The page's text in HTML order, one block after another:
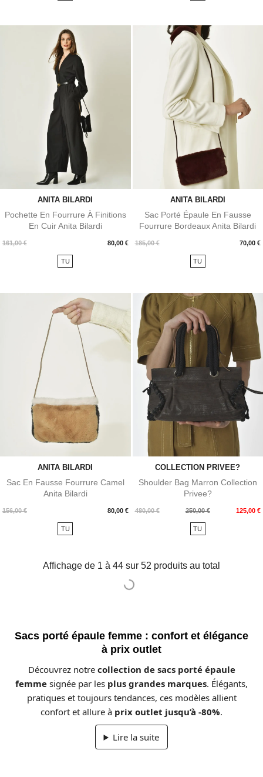
ANITA BILARDI
Pochette En Fourrure À Finitions
En Cuir Anita Bilardi
161,00 € 80,00 €
Prix
TU
ANITA BILARDI
Sac Porté Épaule En Fausse
Fourrure Bordeaux Anita Bilardi
185,00 € 70,00 €
Prix
TU
ANITA BILARDI
Sac En Fausse Fourrure Camel
Anita Bilardi
156,00 € 80,00 €
Prix
TU
COLLECTION PRIVEE?
Shoulder Bag Marron Collection
Privee?
480,00 €
Prix
250,00 € 125,00 €
Prix
TU
Affichage de 1 à 44 sur 52 produits au total
Sacs porté épaule femme : confort et élégance
à prix outlet
Découvrez notre collection de sacs porté épaule
femme signée par les plus grandes marques. Élégants,
pratiques et toujours tendances, ces modèles allient
confort et allure à prix outlet jusqu’à -80%.
Lire la suite